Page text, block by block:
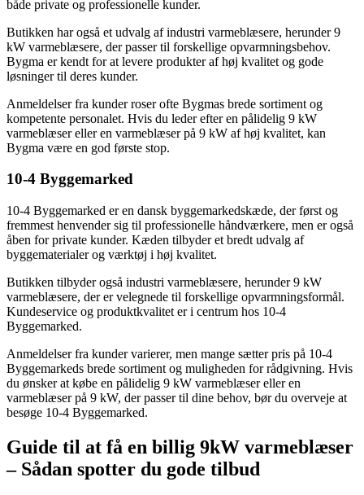
både private og professionelle kunder.
Butikken har også et udvalg af industri varmeblæsere, herunder 9
kW varmeblæsere, der passer til forskellige opvarmningsbehov.
Bygma er kendt for at levere produkter af høj kvalitet og gode
løsninger til deres kunder.
Anmeldelser fra kunder roser ofte Bygmas brede sortiment og
kompetente personalet. Hvis du leder efter en pålidelig 9 kW
varmeblæser eller en varmeblæser på 9 kW af høj kvalitet, kan
Bygma være en god første stop.
10-4 Byggemarked
10-4 Byggemarked er en dansk byggemarkedskæde, der først og
fremmest henvender sig til professionelle håndværkere, men er også
åben for private kunder. Kæden tilbyder et bredt udvalg af
byggematerialer og værktøj i høj kvalitet.
Butikken tilbyder også industri varmeblæsere, herunder 9 kW
varmeblæsere, der er velegnede til forskellige opvarmningsformål.
Kundeservice og produktkvalitet er i centrum hos 10-4
Byggemarked.
Anmeldelser fra kunder varierer, men mange sætter pris på 10-4
Byggemarkeds brede sortiment og muligheden for rådgivning. Hvis
du ønsker at købe en pålidelig 9 kW varmeblæser eller en
varmeblæser på 9 kW, der passer til dine behov, bør du overveje at
besøge 10-4 Byggemarked.
Guide til at få en billig 9kW varmeblæser
– Sådan spotter du gode tilbud